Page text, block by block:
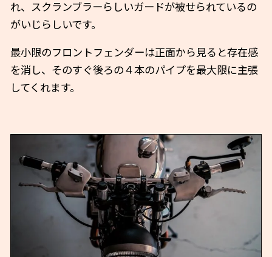
れ、スクランブラーらしいガードが被せられているの
がいじらしいです。
最小限のフロントフェンダーは正面から見ると存在感
を消し、そのすぐ後ろの４本のパイプを最大限に主張
してくれます。